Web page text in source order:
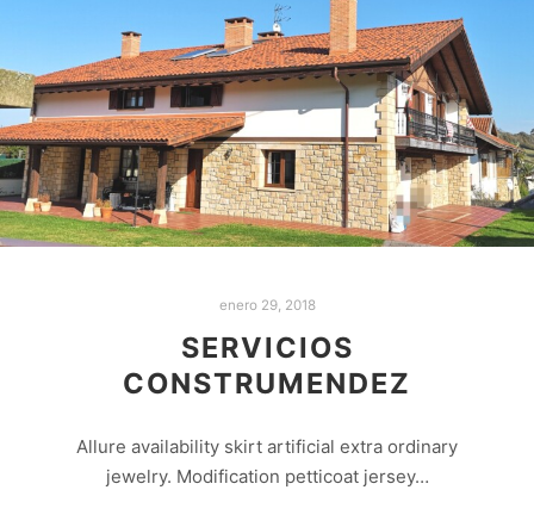
enero 29, 2018
SERVICIOS
CONSTRUMENDEZ
Allure availability skirt artificial extra ordinary
jewelry. Modification petticoat jersey…